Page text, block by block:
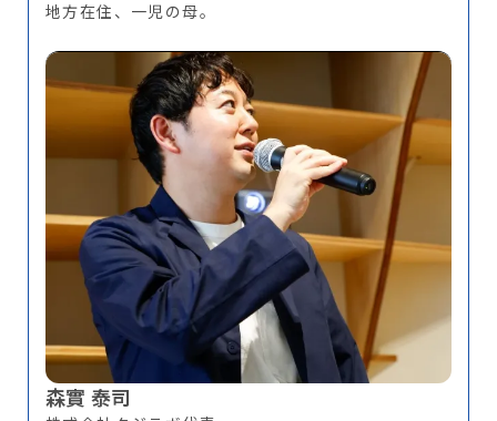
地方在住、一児の母。
森實 泰司